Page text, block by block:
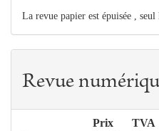
La revue papier est épuisée ,
Revue
Prix
TVA